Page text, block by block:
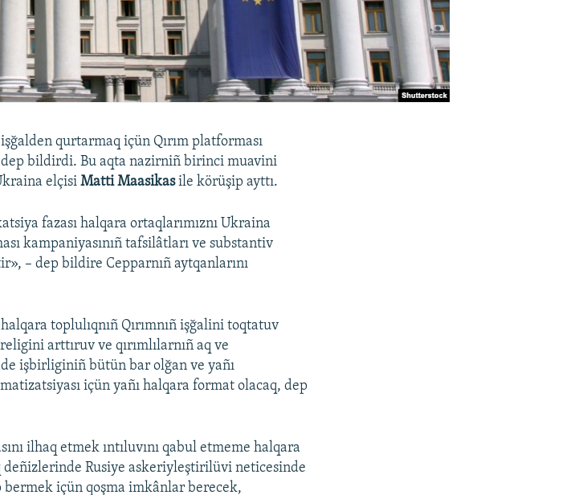
qurtarmaq içün Qırım platforması
bildirdi. Bu aqta nazirniñ birinci muavini
elçisiMatti Maasikasile körüşip ayttı.
fazası halqara ortaqlarımıznı Ukraina
kampaniyasınıñ tafsilâtları ve substantiv
– dep bildire Cepparnıñ aytqanlarını
toplulıqnıñ Qırımnıñ işğalini toqtatuv
arttıruv ve qırımlılarnıñ aq ve
işbirliginiñ bütün bar olğan ve yañı
içün yañı halqara format olacaq, dep
ilhaq etmek ıntıluvını qabul etmeme halqara
Rusiye askeriyleştirilüvi neticesinde
içün qoşma imkânlar berecek,